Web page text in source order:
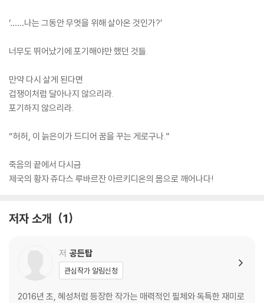
‘……나는 그동안 무엇을 위해 살아온 것인가?’
너무도 뛰어났기에 포기해야만 했던 것들.
만약 다시 살게 된다면
겁쟁이처럼 달아나지 않으리라.
포기하지 않으리라.
“허허, 이 늙은이가 드디어 꿈을 꾸는 게로구나.”
죽음의 끝에서 다시금
제국의 황자 쥬다스 루바르잔 아르키디온의 몸으로 깨어나다!
저자 소개 1
저 공든탑
관심작가 알림신청
2016년 초, 혜성처럼 등장한 작가는 매력적인 필체와 독특한 재미로